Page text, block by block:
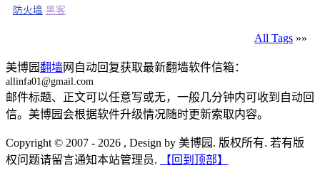
防火墙 黑客
All Tags »»
美博园翻墙网自动回复获取最新翻墙软件信箱：
allinfa01@gmail.com
邮件标题、正文可以任意写或无，一般几分钟内可收到自动回
信。美博园会根据软件升级情况随时更新索取内容。
Copyright © 2007 - 2026 , Design by 美博园. 版权所有. 若有版
权问题请留言通知本站管理员.
【回到顶部】